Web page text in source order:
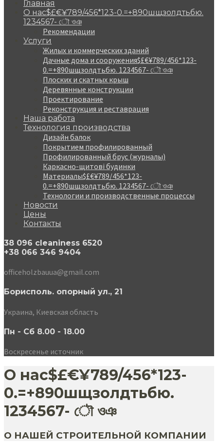
Главная
О нас$£€¥789/456*123-0.=+890шщзолдтьбю.
1234567- ৌ ওঞ
Рекомендации
Услуги
Жилых и коммерческих зданий
Дачные дома и сооружения$£€¥789/456*123-
0.=+890шщзолдтьбю. 1234567- ৌ ওঞ
Плоских и скатных крыш
Деревянные конструкции
Проектирование
Реконструкция и реставрация
Наша работа
Технология производства
Дизайн балок
Покрытием профилированный
Профилированный брус (журналы)
Каркасно-щитові будинки
Материалы$£€¥789/456*123-
0.=+890шщзолдтьбю. 1234567- ৌ ওঞ
Технологии и производственные процессы
Новости
Цены
Контакты
38 096 cleaniness 6520
+38 066 346 9404
officeholzbauua@gmail.com
Борисполь. опорный ул., 21
Украина, Киевская область
Пн - Сб 8.00 - 18.00
Воскресенье источник
О нас$£€¥789/456*123-
0.=+890шщзолдтьбю.
1234567- ৌ ওঞ
О НАШЕЙ СТРОИТЕЛЬНОЙ КОМПАНИИ